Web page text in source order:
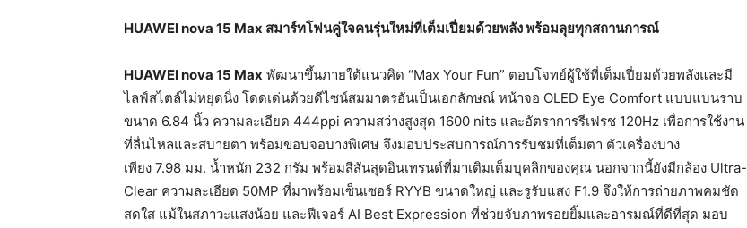
HUAWEI nova 15 Max สมาร์ทโฟนคู่ใจคนรุ่นใหม่ที่เต็มเปี่ยมด้วยพลัง พร้อมลุยทุกสถานการณ์
HUAWEI nova 15 Max พัฒนาขึ้นภายใต้แนวคิด “Max Your Fun” ตอบโจทย์ผู้ใช้ที่เต็มเปี่ยมด้วยพลังและมี
ไลฟ์สไตล์ไม่หยุดนิ่ง โดดเด่นด้วยดีไซน์สมมาตรอันเป็นเอกลักษณ์ หน้าจอ OLED Eye Comfort แบบแบนราบ
ขนาด 6.84 นิ้ว ความละเอียด 444ppi ความสว่างสูงสุด 1600 nits และอัตราการรีเฟรช 120Hz เพื่อการใช้งาน
ที่ลื่นไหลและสบายตา พร้อมขอบจอบางพิเศษ จึงมอบประสบการณ์การรับชมที่เต็มตา ตัวเครื่องบาง
เพียง 7.98 มม. น้ำหนัก 232 กรัม พร้อมสีสันสุดอินเทรนด์ที่มาเติมเต็มบุคลิกของคุณ นอกจากนี้ยังมีกล้อง Ultra-
Clear ความละเอียด 50MP ที่มาพร้อมเซ็นเซอร์ RYYB ขนาดใหญ่ และรูรับแสง F1.9 จึงให้การถ่ายภาพคมชัด
สดใส แม้ในสภาวะแสงน้อย และฟีเจอร์ AI Best Expression ที่ช่วยจับภาพรอยยิ้มและอารมณ์ที่ดีที่สุด มอบ